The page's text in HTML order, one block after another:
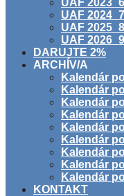
UAF
UAF
UAF
UAF
DARUJTE 2%
ARCHÍV/A
Kalendár
Kalendár
Kalendár
Kalendár
Kalendár
Kalendár
Kalendár
Kalendár
Kalendár
KONTAKT